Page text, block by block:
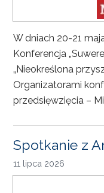
W dniach 20-21
Konferencja
„Nieokreślona
Organizatorami
przedsięwzięcia –
Spotkanie z
11 lipca 2026